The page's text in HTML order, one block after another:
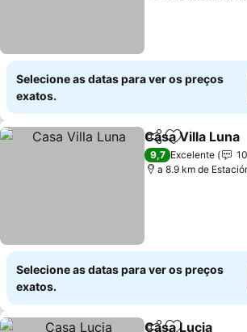
Selecione as datas para ver os preços
exatos.
PartilharAdicionar
Casa Villa Luna
9,7 Excelente
a 8.9 km de
Selecione as datas para ver os preços
exatos.
Casa Lucia